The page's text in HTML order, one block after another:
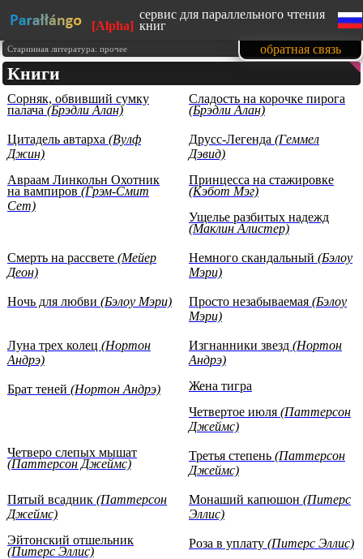
[Alpha]
сервис для параллельного чтения
книг
сайт адаптирован под мобильные
устройства
любимые книги
1500 книг в нашей базе на данный
представлены с образовательной
целью (изучение иностранных
обратная связь
Старинная литература: прочее
Книги
Сорняк, обвивший сумку
палача (Брэдли Алан)
Сладость на корочке пирога
(Брэдли Алан)
Цитадель автарха (Вулф
Джин)
Друсс-Легенда (Геммел
Дэвид)
Авраам Линкольн Охотник
на вампиров (Грэм-Смит
Сет)
Принцесса на стажировке
(Кэбот Мэг)
Ущелье разбитых надежд
(Маклин Алистер)
Смерть на рассвете (Мейер
Деон)
Немного скандальный (Бэлоу
Мэри)
Ночь для любви (Бэлоу Мэри) Просто незабываемая (Бэлоу
Мэри)
Луна трех колец (Нортон
Андрэ)
Изгнанники звезд (Нортон
Андрэ)
Брат теней (Нортон Андрэ)
Жена тигра
Четвертое июля (Паттерсон
Джеймс)
Четверо слепых мышат
(Паттерсон Джеймс)
Третья степень (Паттерсон
Джеймс)
Пятый всадник (Паттерсон
Джеймс)
Монаший капюшон (Питерс
Эллис)
Эйтонский отшельник
(Питерс Эллис)
Роза в уплату (Питерс Эллис)